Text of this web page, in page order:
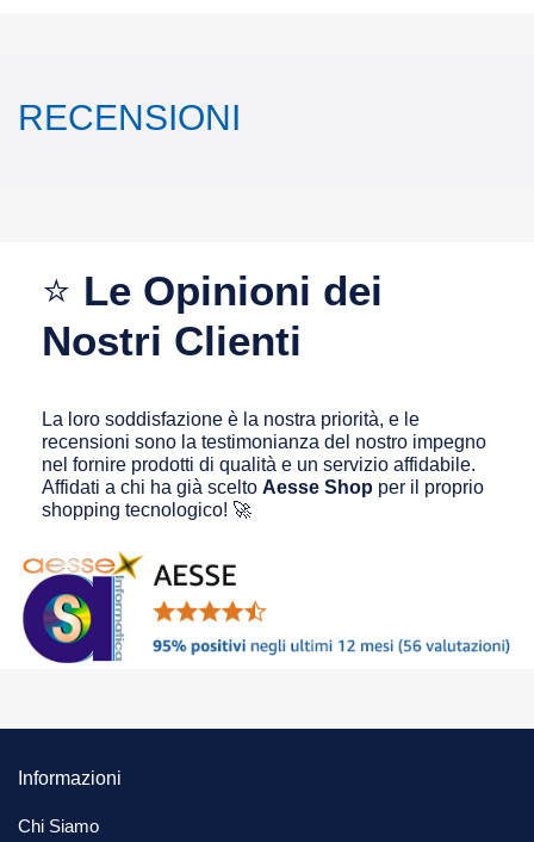
RECENSIONI
⭐ Le Opinioni dei
Nostri Clienti
La loro soddisfazione è la nostra priorità, e le
recensioni sono la testimonianza del nostro impegno
nel fornire prodotti di qualità e un servizio affidabile.
Affidati a chi ha già scelto Aesse Shop per il proprio
shopping tecnologico! 🚀
Informazioni
Chi Siamo